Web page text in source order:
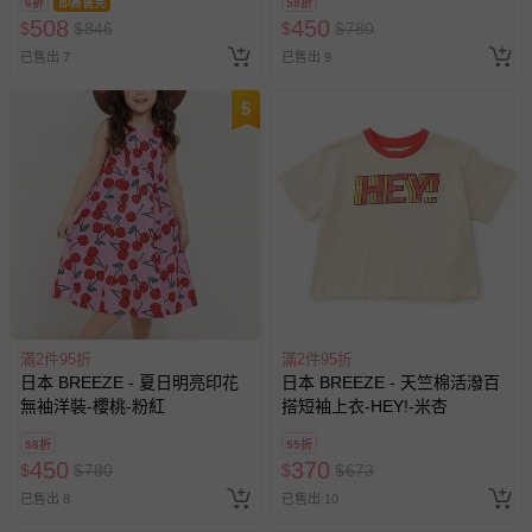
$508 $846
已售出 7
$450 $780
已售出 9
5
滿2件95折
日本 BREEZE - 夏日明亮印花
無袖洋裝-櫻桃-粉紅
58折
$450 $780
已售出 8
滿2件95折
日本 BREEZE - 天竺棉活潑百
搭短袖上衣-HEY!-米杏
55折
$370 $673
已售出 10